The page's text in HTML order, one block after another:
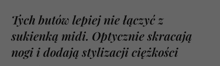
Tych butów lepiej nie łączyć z
sukienką midi. Optycznie skracają
nogi i dodają stylizacji ciężkości